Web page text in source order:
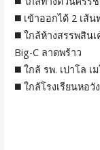
◼️ เข้าออกได้ 2 เส้
◼️ ใกล้ห้างสรรพสิน
Big-C ลาดพร้าว
◼️ ใกล้ รพ. เปาโล เ
◼️ ใกล้โรงเรียนหอ